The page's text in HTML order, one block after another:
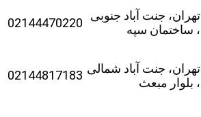
تهران، جنت آباد جنوبی
، ساختمان سپه
02144470220
تهران، جنت آباد شمالی
، بلوار مبعث
02144817183